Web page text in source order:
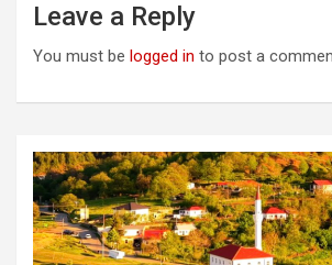
Leave a Reply
You must be logged in to post a